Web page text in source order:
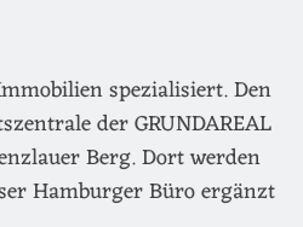
spezialisiert. Den
der GRUNDAREAL
Berg. Dort werden
Hamburger Büro ergänzt